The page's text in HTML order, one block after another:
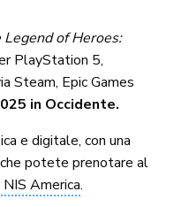
Legend of Heroes:
PlayStation 5,
Steam, Epic Games
in Occidente.
e digitale, con una
che potete prenotare al
America.